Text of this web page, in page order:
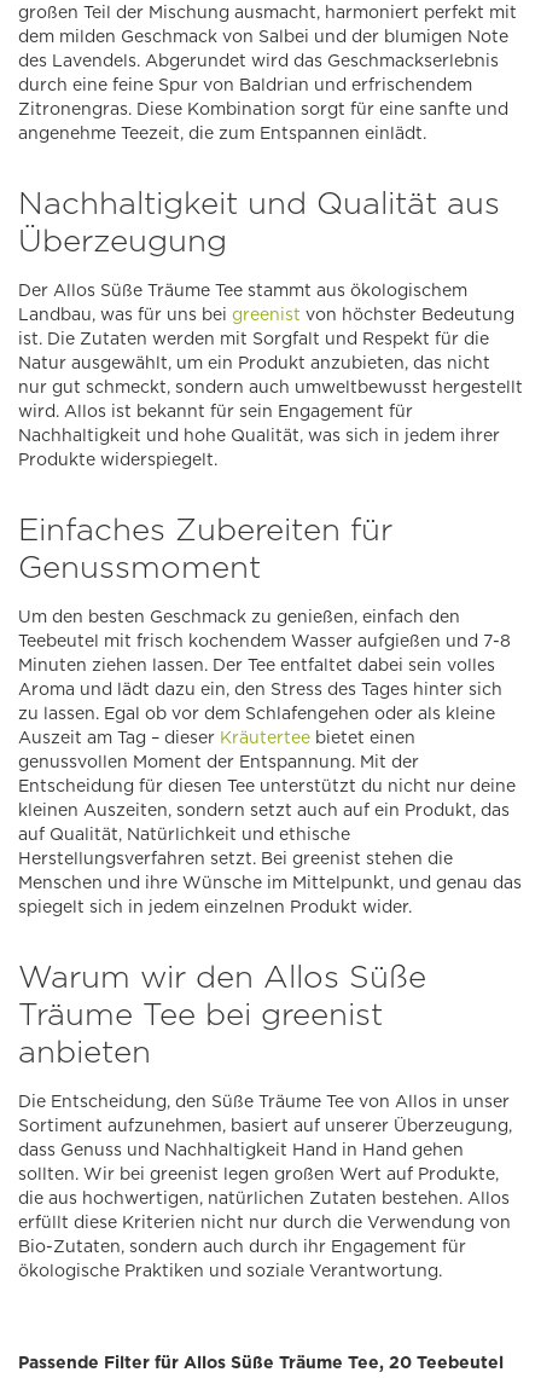
großen Teil der Mischung ausmacht, harmoniert perfekt mit
dem milden Geschmack von Salbei und der blumigen Note
des Lavendels. Abgerundet wird das Geschmackserlebnis
durch eine feine Spur von Baldrian und erfrischendem
Zitronengras. Diese Kombination sorgt für eine sanfte und
angenehme Teezeit, die zum Entspannen einlädt.
Nachhaltigkeit und Qualität aus
Überzeugung
Der Allos Süße Träume Tee stammt aus ökologischem
Landbau, was für uns bei greenist von höchster Bedeutung
ist. Die Zutaten werden mit Sorgfalt und Respekt für die
Natur ausgewählt, um ein Produkt anzubieten, das nicht
nur gut schmeckt, sondern auch umweltbewusst hergestellt
wird. Allos ist bekannt für sein Engagement für
Nachhaltigkeit und hohe Qualität, was sich in jedem ihrer
Produkte widerspiegelt.
Einfaches Zubereiten für
Genussmoment
Um den besten Geschmack zu genießen, einfach den
Teebeutel mit frisch kochendem Wasser aufgießen und 7-8
Minuten ziehen lassen. Der Tee entfaltet dabei sein volles
Aroma und lädt dazu ein, den Stress des Tages hinter sich
zu lassen. Egal ob vor dem Schlafengehen oder als kleine
Auszeit am Tag – dieser Kräutertee bietet einen
genussvollen Moment der Entspannung. Mit der
Entscheidung für diesen Tee unterstützt du nicht nur deine
kleinen Auszeiten, sondern setzt auch auf ein Produkt, das
auf Qualität, Natürlichkeit und ethische
Herstellungsverfahren setzt. Bei greenist stehen die
Menschen und ihre Wünsche im Mittelpunkt, und genau das
spiegelt sich in jedem einzelnen Produkt wider.
Warum wir den Allos Süße
Träume Tee bei greenist
anbieten
Die Entscheidung, den Süße Träume Tee von Allos in unser
Sortiment aufzunehmen, basiert auf unserer Überzeugung,
dass Genuss und Nachhaltigkeit Hand in Hand gehen
sollten. Wir bei greenist legen großen Wert auf Produkte,
die aus hochwertigen, natürlichen Zutaten bestehen. Allos
erfüllt diese Kriterien nicht nur durch die Verwendung von
Bio-Zutaten, sondern auch durch ihr Engagement für
ökologische Praktiken und soziale Verantwortung.
Passende Filter für Allos Süße Träume Tee, 20 Teebeutel